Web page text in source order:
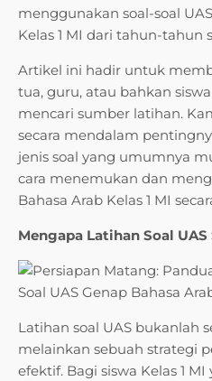
menggunakan soal-soal
Kelas 1 MI dari tahun-tahun
Artikel ini hadir untuk
tua, guru, atau bahkan
mencari sumber latihan.
secara mendalam
jenis soal yang umumnya
cara menemukan dan
Bahasa Arab Kelas 1 MI
Mengapa Latihan Soal
Latihan soal UAS bukanlah
melainkan sebuah strategi
efektif. Bagi siswa Kelas 1